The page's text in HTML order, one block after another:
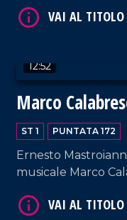
12:52
Marco
ST 1 PUNTATA 172
Ernesto
musicale Marco
VAI AL TITOLO